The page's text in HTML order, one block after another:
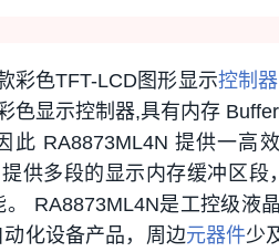
彩色TFT-LCD图形显示控制器
色显示控制器,具有内存
此 RA8873ML4N 提供一高
供多段的显示内存缓冲区
RA8873ML4N是工控级液
化设备产品，周边元器件少